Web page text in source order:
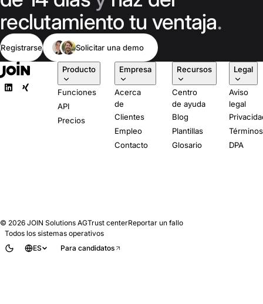
reclutamiento tu ventaja.
Registrarse Solicitar una demo
Producto
Funciones
API
Precios
Empresa
Acerca
de
Clientes
Empleo
Contacto
Recursos
Centro
de ayuda
Blog
Plantillas
Glosario
Legal
Aviso
legal
Términos
DPA
© 2026 JOIN Solutions AGTrust centerReportar un fallo
Todos los sistemas operativos
ES
Para candidatos